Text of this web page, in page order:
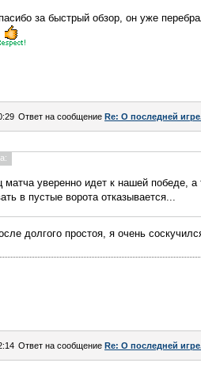
за быстрый обзор, он уже
Ответ на сообщение Re: О последней
матча уверенно идет к нашей победе,
в пустые ворота отказывается...
долгого простоя, я очень
Ответ на сообщение Re: О последней